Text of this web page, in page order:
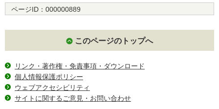
ページID： 000000889
このページのトップへ
リンク・著作権・免責事項・ダウンロード
個人情報保護ポリシー
ウェブアクセシビリティ
サイトに関するご意見・お問い合わせ